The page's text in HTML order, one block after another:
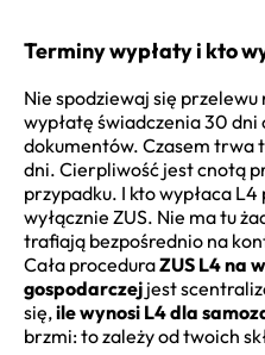
Terminy wypłaty i kto
Nie spodziewaj się
wypłatę świadczenia 30 dni
dokumentów. Czasem trwa
dni. Cierpliwość jest cnotą
przypadku. I kto wypłaca
wyłącznie ZUS. Nie ma tu
trafiają bezpośrednio na
Cała proceduraZUS L4 na
gospodarczej jest
się,ile wynosi L4 dla
brzmi: to zależy od twoich